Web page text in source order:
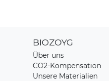
BIOZOYG
Über uns
CO2-Kompensation
Unsere Materialien